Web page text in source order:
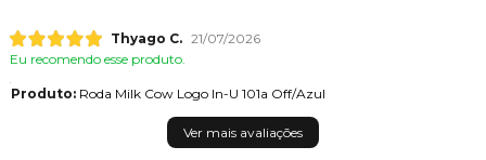
Thyago C. 21/07/2026
Eu recomendo esse produto.
Produto:Roda Milk Cow Logo In-U 101a Off/Azul
Ver mais avaliações